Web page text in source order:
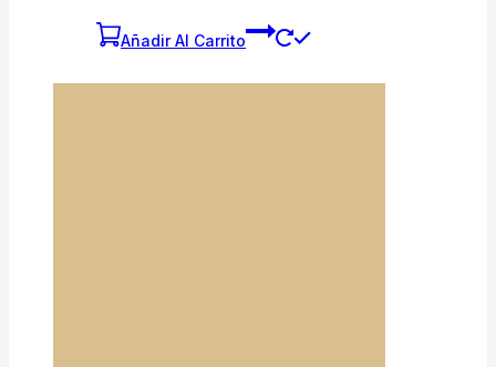
Añadir Al Carrito